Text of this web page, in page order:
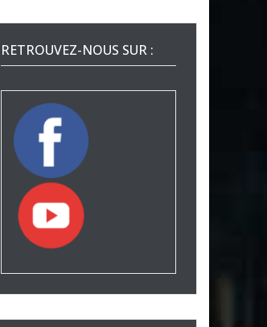
RETROUVEZ-NOUS SUR :